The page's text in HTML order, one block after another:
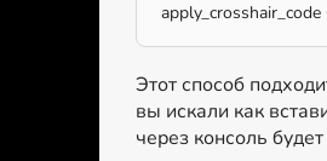
Этот способ
вы искали как
через консоль